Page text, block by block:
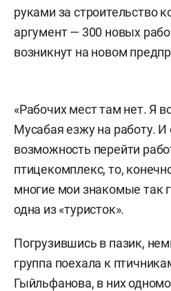
руками за строительство
аргумент — 300 новых
возникнут на новом
«Рабочих мест там нет. Я
Мусабая езжу на работу. И
возможность перейти
птицекомплекс, то,
многие мои знакомые так
одна из «туристок».
Погрузившись в пазик,
группа поехала к
Гыйльфанова, в них